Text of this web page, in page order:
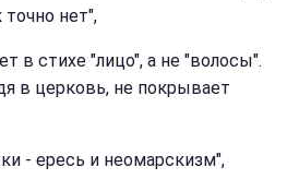
нет",
в стихе "лицо", а не "волосы".
в церковь, не покрывает
- ересь и неомарскизм",